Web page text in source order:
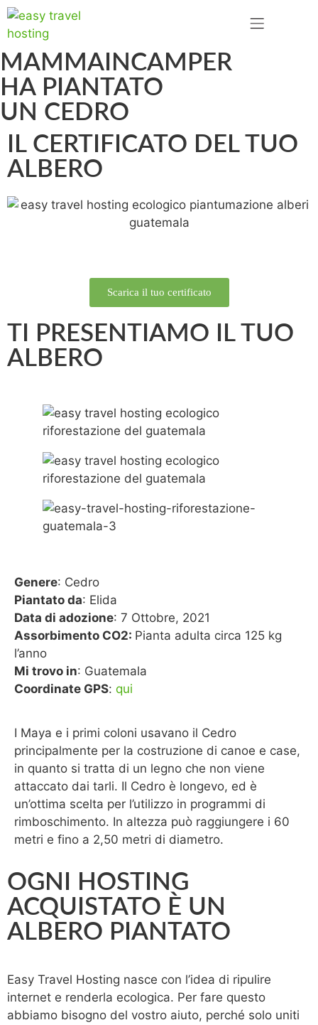
MAMMAINCAMPER
HA PIANTATO
UN CEDRO
IL CERTIFICATO DEL TUO
ALBERO
Scarica il tuo certificato
TI PRESENTIAMO IL TUO
ALBERO
Genere: Cedro
Piantato da: Elida
Data di adozione: 7 Ottobre, 2021
Assorbimento CO2: Pianta adulta circa 125 kg
l’anno
Mi trovo in: Guatemala
Coordinate GPS: qui
I Maya e i primi coloni usavano il Cedro
principalmente per la costruzione di canoe e case,
in quanto si tratta di un legno che non viene
attaccato dai tarli. Il Cedro è longevo, ed è
un’ottima scelta per l’utilizzo in programmi di
rimboschimento. In altezza può raggiungere i 60
metri e fino a 2,50 metri di diametro.
OGNI HOSTING
ACQUISTATO È UN
ALBERO PIANTATO
Easy Travel Hosting nasce con l’idea di ripulire
internet e renderla ecologica. Per fare questo
abbiamo bisogno del vostro aiuto, perché solo uniti